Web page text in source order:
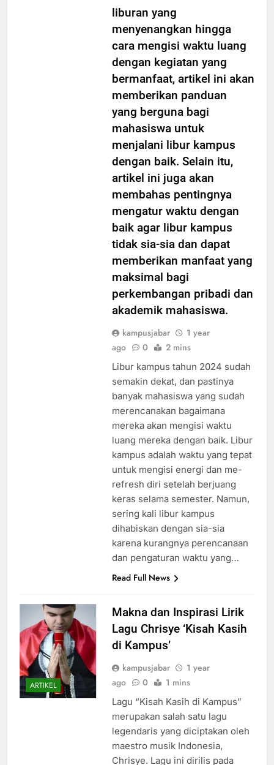
Mulai dari merencanakan
liburan yang
menyenangkan hingga
cara mengisi waktu luang
dengan kegiatan yang
bermanfaat, artikel ini akan
memberikan panduan
yang berguna bagi
mahasiswa untuk
menjalani libur kampus
dengan baik. Selain itu,
artikel ini juga akan
membahas pentingnya
mengatur waktu dengan
baik agar libur kampus
tidak sia-sia dan dapat
memberikan manfaat yang
maksimal bagi
perkembangan pribadi dan
kampusjabar
1 year
Libur kampus tahun 2024 sudah
semakin dekat, dan pastinya
banyak mahasiswa yang sudah
merencanakan bagaimana
mereka akan mengisi waktu
luang mereka dengan baik. Libur
kampus adalah waktu yang tepat
untuk mengisi energi dan me-
refresh diri setelah berjuang
keras selama semester. Namun,
sering kali libur kampus
dihabiskan dengan sia-sia
karena kurangnya perencanaan
ARTIKEL
Makna dan Inspirasi Lirik
Lagu Chrisye ‘Kisah Kasih
di Kampus’
kampusjabar
1 year
Lagu “Kisah Kasih di Kampus”
merupakan salah satu lagu
legendaris yang diciptakan oleh
maestro musik Indonesia,